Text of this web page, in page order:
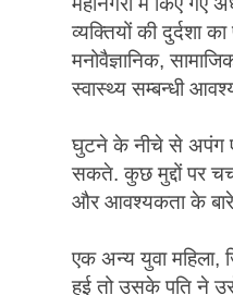
व्यक्तियों की दुर्दशा
मनोवैज्ञानिक,
स्वास्थ्य सम्बन्धी
घुटने के नीचे से अपंग
सकते. कुछ मुद्दों पर
और आवश्यकता के बारे
एक अन्य युवा महिला,
हुई तो उसके पति ने